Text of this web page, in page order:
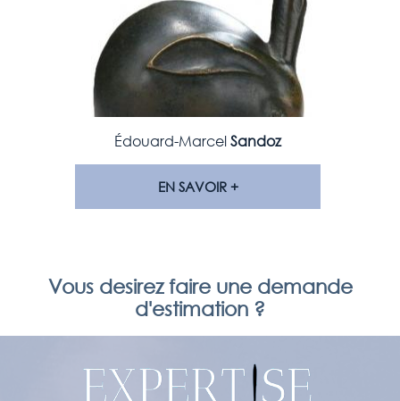
Édouard-MarcelSandoz
EN SAVOIR +
Vous desirez faire une demande
d'estimation ?